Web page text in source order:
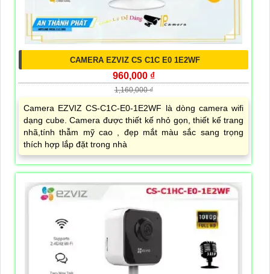
CAMERA EZVIZ CS C1C E0 1E2WF
960,000 ₫
1,160,000 ₫
Camera EZVIZ CS-C1C-E0-1E2WF là dòng camera wifi
dạng cube. Camera được thiết kế nhỏ gọn, thiết kế trang
nhã,tính thẫm mỹ cao , đẹp mắt màu sắc sang trọng
thích hợp lắp đặt trong nhà